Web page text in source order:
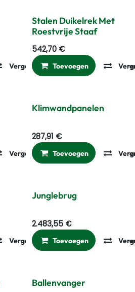
Vergelijken Toevoegen aan
Stalen Duikelrek Met
Roestvrije Staaf
542,70€
Toevoegen
Vergelijken Toevoegen aan
Klimwandpanelen
287,91 €
Toevoegen
Vergelijken Toevoegen aan
Junglebrug
2.483,55€
Toevoegen
Ballenvanger